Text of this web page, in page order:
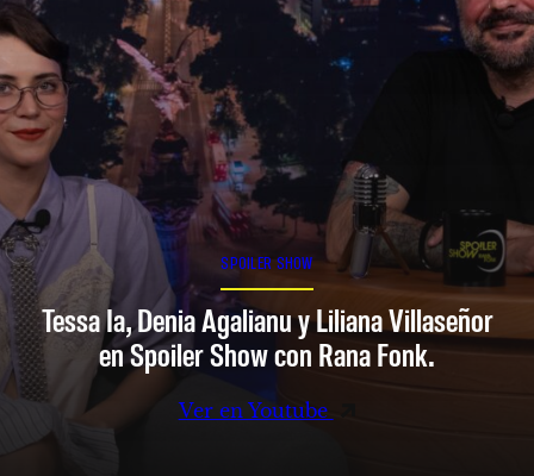
SPOILER SHOW
Tessa Ia, Denia Agalianu y Liliana Villaseñor
en Spoiler Show con Rana Fonk.
Ver en Youtube